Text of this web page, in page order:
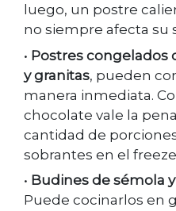
luego, un postre
no siempre afecta su
• Postres congelados
y granitas, pueden
manera inmediata.
chocolate vale la
cantidad de
sobrantes en el
• Budines de sémola
Puede cocinarlos en